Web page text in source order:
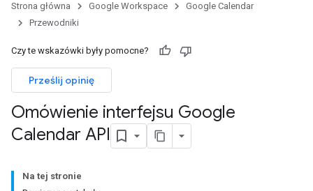
Strona główna Google Workspace
Google Calendar
Przewodniki
Czy te wskazówki były pomocne?
Prześlij opinię
Omówienie interfejsu Google
Calendar API
Na tej stronie